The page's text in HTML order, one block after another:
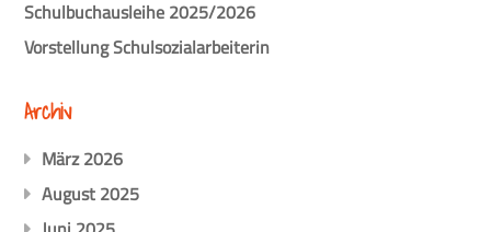
Schulbuchausleihe 2025/2026
Vorstellung Schulsozialarbeiterin
Archiv
März 2026
August 2025